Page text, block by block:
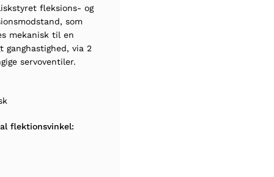
fleksions- og
som
mekanisk til en
ganghastighed, via 2
servoventiler.
flektionsvinkel: